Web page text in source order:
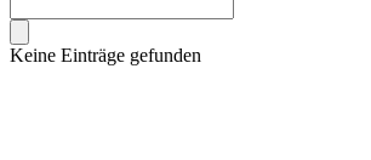
Keine Einträge gefunden